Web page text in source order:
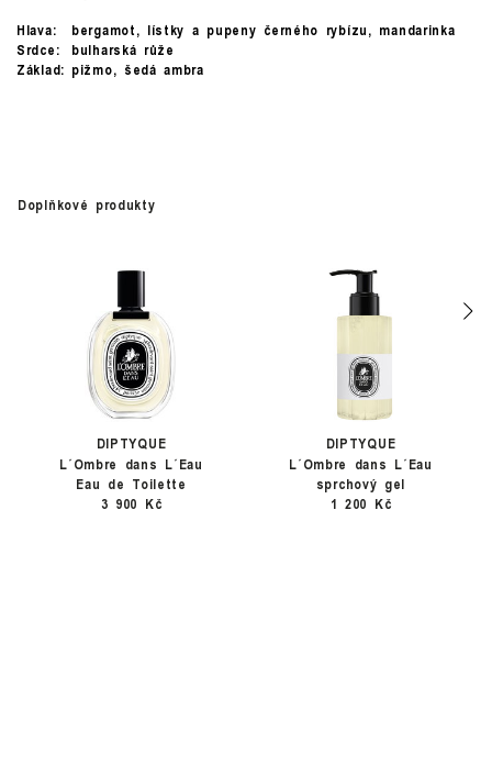
Hlava:
bergamot, lístky a pupeny černého rybízu, mandarinka
Srdce:
bulharská růže
Základ: pižmo, šedá ambra
Doplňkové produkty
DIPTYQUE
L´Ombre dans L´Eau
Eau de Toilette
3 900 Kč
DIPTYQUE
L´Ombre dans L´Eau
sprchový gel
1 200 Kč